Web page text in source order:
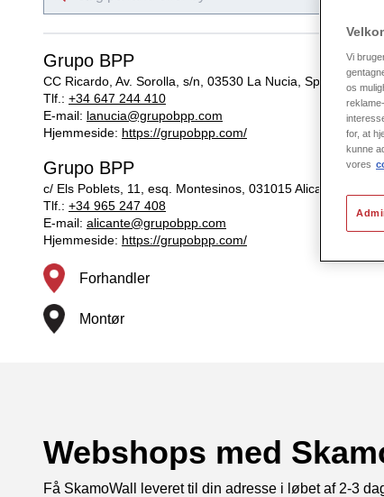
Grupo BPP
CC Ricardo, Av. Sorolla, s/n, 03530 La Nucia, Spain
Tlf.: +34 647 244 410
E-mail: lanucia@grupobpp.com
Hjemmeside: https://grupobpp.com/
Grupo BPP
c/ Els Poblets, 11, esq. Montesinos, 031015 Alicante, Spain
Tlf.: +34 965 247 408
E-mail: alicante@grupobpp.com
Hjemmeside: https://grupobpp.com/
Forhandler
Montør
Webshops med
Få SkamoWall leveret til din adresse i løbet af 2-3
Vi
os
for, at
kunne
vores